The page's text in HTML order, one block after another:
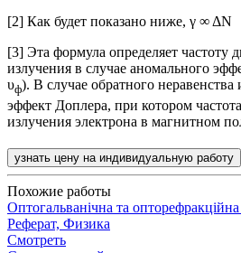
[2] Как будет показано ниже, γ ∞ ΔN
[3] Эта формула определяет частоту
излучения в случае аномального
υф). В случае обратного
эффект Доплера, при котором
излучения электрона в магнитном
узнать цену на индивидуальную работу
Похожие работы
Оптогальванічна та опторефракційна
Реферат, Физика
Смотреть